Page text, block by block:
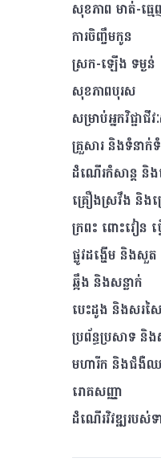
សុខភាព​​ មាត់-ធ្ម
ការចិញ្ចឹមកូន
ស្រក-ឡើង​​ ទម្ងន់​
សុខភាពបុរស
សម្រាប់អ្នកវិជ្ជា
គ្រួសារ​ និងទំនាក់
ដំណើរកំសាន្ត​ និ
គ្រឿងស្រវឹង​ និង
ក្រពះ​ ពោះវៀន​
ផ្លូវដង្ហើម និងសួត
ឆ្អឹង​ និងសន្លាក់
បេះដូង និងសរ
ប្រព័ន្ធប្រសាទ
មហារីក និងជំងឺឈ
រោគសញ្ញា
ដំណើរវិវឌ្ឍរបស់ទ